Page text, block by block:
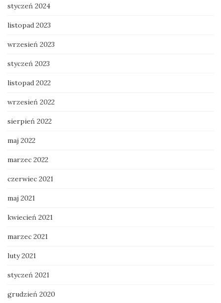
styczeń 2024
listopad 2023
wrzesień 2023
styczeń 2023
listopad 2022
wrzesień 2022
sierpień 2022
maj 2022
marzec 2022
czerwiec 2021
maj 2021
kwiecień 2021
marzec 2021
luty 2021
styczeń 2021
grudzień 2020